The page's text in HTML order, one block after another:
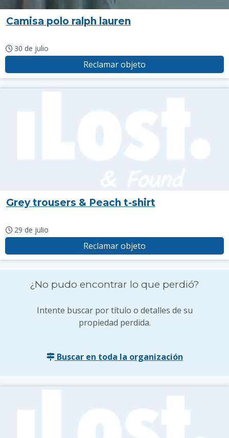
Camisa polo ralph lauren
30 de julio
Reclamar objeto
Grey trousers & Peach t-shirt
29 de julio
Reclamar objeto
¿No pudo encontrar lo que perdió?
Intente buscar por título o detalles de su
propiedad perdida.
Buscar en toda la organización